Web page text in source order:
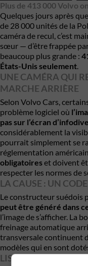
Plus de 413 000 Volvo
Quelques jours après
de 28 000 unités de la
caméra de recul, c’est
sœur — d’être frappée
beaucoup plus grande :
États-Unis seulement.
UNE CAMÉRA QUI
MARCHE ARRIÈRE
Selon Volvo Cars,
problème logiciel où
pas sur l’écran
considérablement la
pourrait simplement se
réglementation
obligatoireset doivent
respecter les normes de
LA CAUSE : UN
Le constructeur suédois
peut être généré dans
l’image de s’afficher. La
freinage automatique
transversale continuent
modèles qui en sont
LISTE DES